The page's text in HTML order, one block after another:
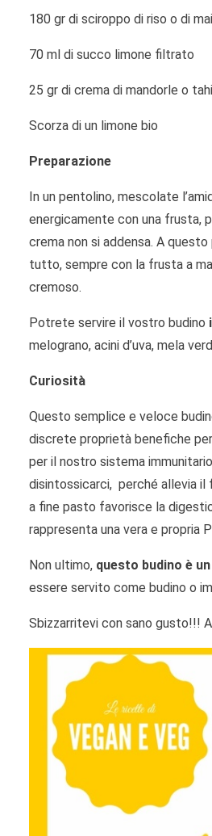
180 gr di sciroppo di riso o di
70 ml di succo limone filtrato
25 gr di crema di mandorle o
Scorza di un limone bio
Preparazione
In un pentolino, mescolate
energicamente con una frusta,
crema non si addensa. A
tutto, sempre con la frusta a
cremoso.
Potrete servire il vostro budino
melograno, acini d’uva, mela
Curiosità
Questo semplice e veloce
discrete proprietà benefiche
per il nostro sistema
disintossicarci, perché allevia il
a fine pasto favorisce la
rappresenta una vera e propria
Non ultimo, questo budino è
essere servito come budino o
Sbizzarritevi con sano gusto!!!